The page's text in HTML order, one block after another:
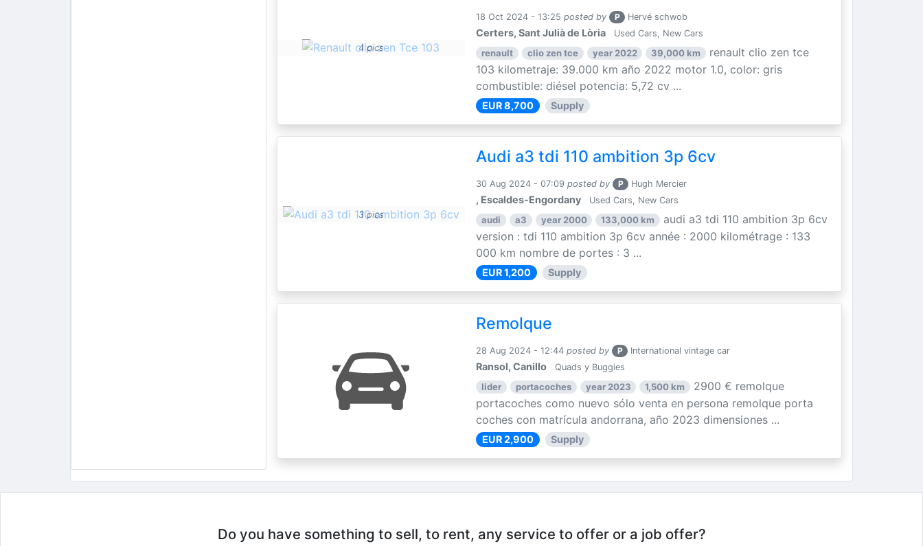
4 pics
18 Oct 2024 - 13:25 posted by P Hervé schwob
Certers, Sant Julià de Lòria Used Cars, New Cars
renault clio zen tce year 2022 39,000 km
renault clio zen tce
103 kilometraje: 39.000 km año 2022 motor 1.0, color: gris
combustible: diésel potencia: 5,72 cv ...
EUR 8,700 Supply
3 pics
Audi a3 tdi 110 ambition 3p 6cv
30 Aug 2024 - 07:09 posted by P Hugh Mercier
, Escaldes-Engordany Used Cars, New Cars
audi a3 year 2000 133,000 km
audi a3 tdi 110 ambition 3p 6cv
version : tdi 110 ambition 3p 6cv année : 2000 kilométrage : 133
000 km nombre de portes : 3 ...
EUR 1,200 Supply
Remolque
28 Aug 2024 - 12:44 posted by P International vintage car
Ransol, Canillo Quads y Buggies
lider portacoches year 2023 1,500 km
2900 € remolque
portacoches como nuevo sólo venta en persona remolque porta
coches con matrícula andorrana, año 2023 dimensiones ...
EUR 2,900 Supply
Do you have something to sell, to rent, any service to offer or a job offer?